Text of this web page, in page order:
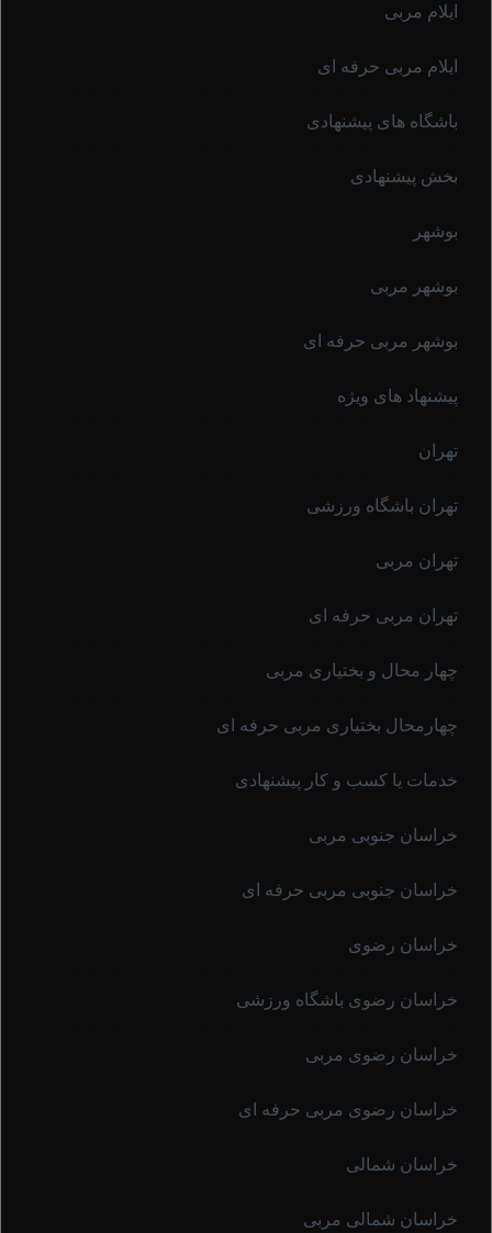
ایلام مربی
ایلام مربی حرفه ای
باشگاه های پیشنهادی
بخش پیشنهادی
بوشهر
بوشهر مربی
بوشهر مربی حرفه ای
پیشنهاد های ویژه
تهران
تهران باشگاه ورزشی
تهران مربی
تهران مربی حرفه ای
چهار محال و بختیاری مربی
چهارمحال بختیاری مربی حرفه ای
خدمات یا کسب و کار پیشنهادی
خراسان جنوبی مربی
خراسان جنوبی مربی حرفه ای
خراسان رضوی
خراسان رضوی باشگاه ورزشی
خراسان رضوی مربی
خراسان رضوی مربی حرفه ای
خراسان شمالی
خراسان شمالی مربی